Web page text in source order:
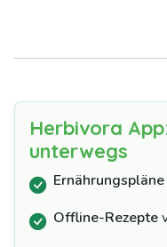
Herbivora
unterwegs
Ernährungspläne
Offline-Rezepte